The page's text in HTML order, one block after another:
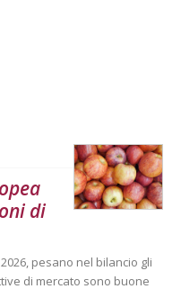
di
pesano nel bilancio gli
di mercato sono buone